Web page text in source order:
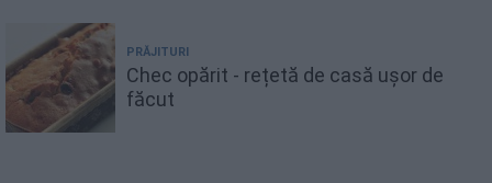
PRĂJITURI
Chec opărit - rețetă de casă ușor de
făcut